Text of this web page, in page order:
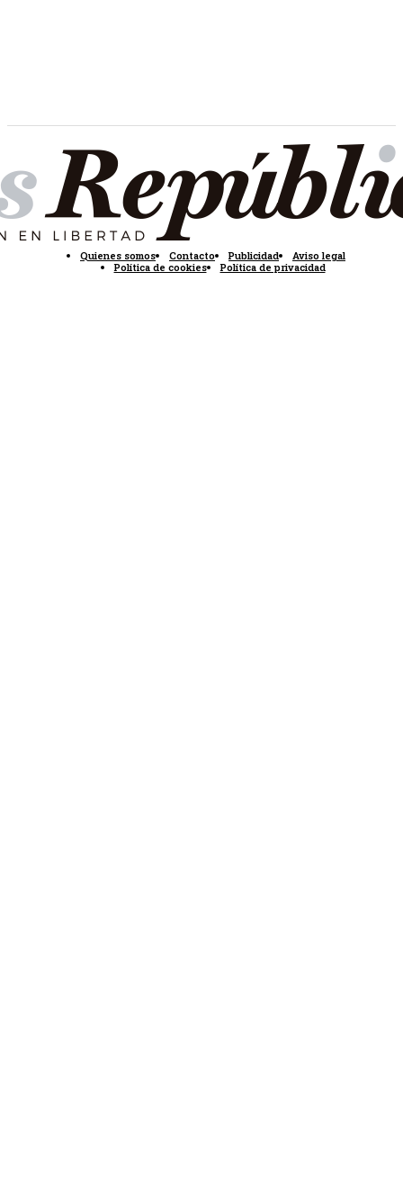
Quienes somos Contacto Publicidad
Aviso legal
Política de cookies
Política de privacidad